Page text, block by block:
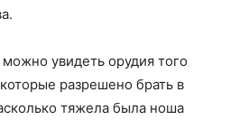
увидеть орудия того
разрешено брать в
тяжела была ноша